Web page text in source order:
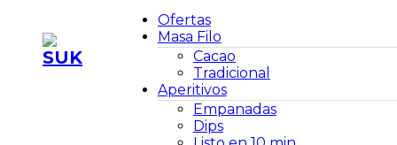
Ofertas
Masa Filo
Cacao
Tradicional
Aperitivos
Empanadas
Dips